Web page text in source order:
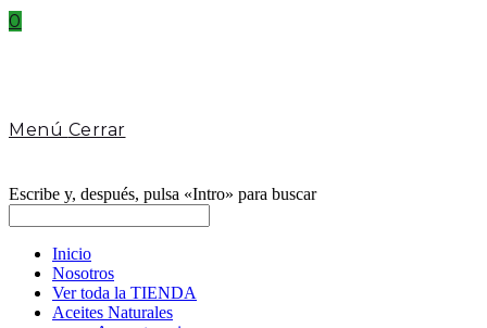
0
Menú Cerrar
Escribe y, después, pulsa «Intro» para buscar
Inicio
Nosotros
Ver toda la TIENDA
Aceites Naturales